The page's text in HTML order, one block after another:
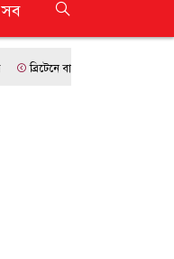
সব
ব্রিটেনে বাংলাদেশি প্রায় ৭ লাখ ৯৫